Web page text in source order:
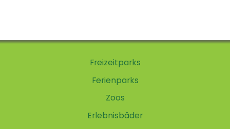
Freizeitparks
Ferienparks
Zoos
Erlebnisbäder